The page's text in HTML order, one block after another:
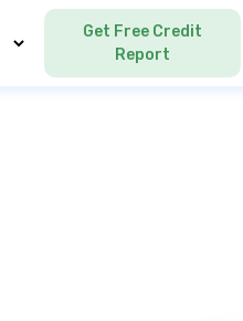
Get Free Credit
Report